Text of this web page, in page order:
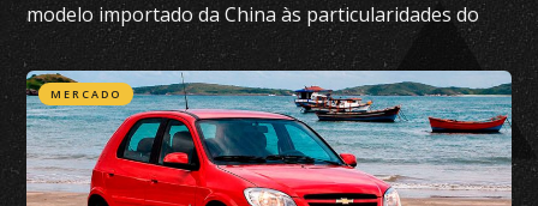
modelo importado da China às particularidades do
mercado brasileiro
MERCADO